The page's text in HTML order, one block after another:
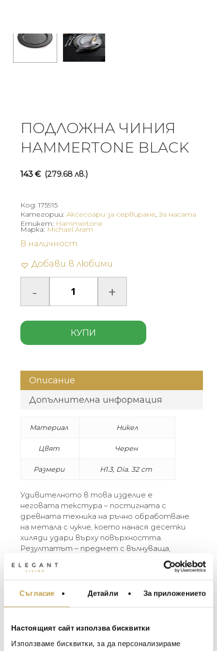
Съгласие Детайли За приложението
Настоящият сайт използва бисквитки
Използваме бисквитки, за да персонализираме
ПОДЛОЖНА ЧИНИЯ
HAMMERTONE BLACK
143 € (279.68 лв.)
Код:175915
Категории: Аксесоари за сервиране,За масата
Етикет: Hammertone
В наличност
Добави в любими
КУПИ
Марка: Michael Aram
Описание
Допълнителна информация
Материал Никел
Цвят Черен
Размери H1.3, Dia. 32 cm
Удивителното в това изделие е
неговата текстура – постигната с
древната техника на ръчно обработване
на метала с чукче, което нанася десетки
хиляди удари върху повърхността.
Резултатът – предмет с вълнуваща,
пречупва светлината и създава усещане
другите ми колекции, но за мен има дълбок
смисъл. Този метод изразява почит към
ръчната занаятчийска изработка в
МЕБЕЛИ ЗА ДОМА И